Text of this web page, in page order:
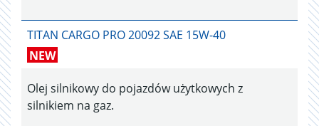
TITAN CARGO PRO 20092 SAE 15W-40
NEW
Olej silnikowy do pojazdów użytkowych z
silnikiem na gaz.